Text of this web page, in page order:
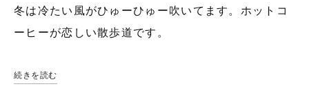
冬は冷たい風がひゅーひゅー吹いてます。ホットコ
ーヒーが恋しい散歩道です。
続きを読む